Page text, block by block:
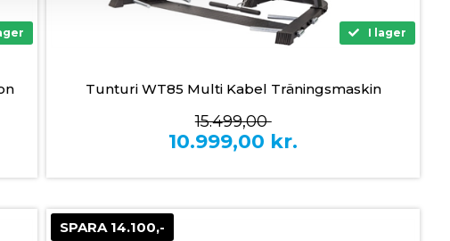
I lager
Tunturi WT85 Multi Kabel Träningsmaskin
15.499,00
10.999,00 kr.
SPARA 14.100,-